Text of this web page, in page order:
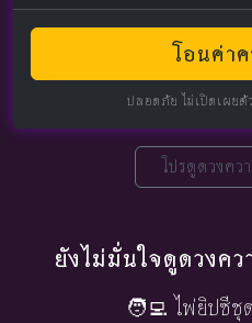
โอนค่า
ปลอดภัย ไม่เปิดเผยตั
โปรดูดวงคว
ยังไม่มั่นใจดูดวงค
🧑‍💻 ไพ่ยิปซีชุ